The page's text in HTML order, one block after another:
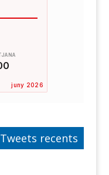
Tweets recents